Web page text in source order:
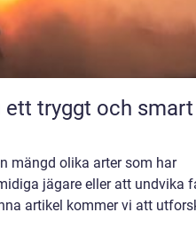
mängd olika arter som har
jägare eller att undvika
artikel kommer vi att